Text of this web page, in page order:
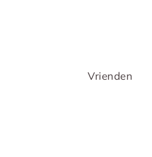
Vrienden